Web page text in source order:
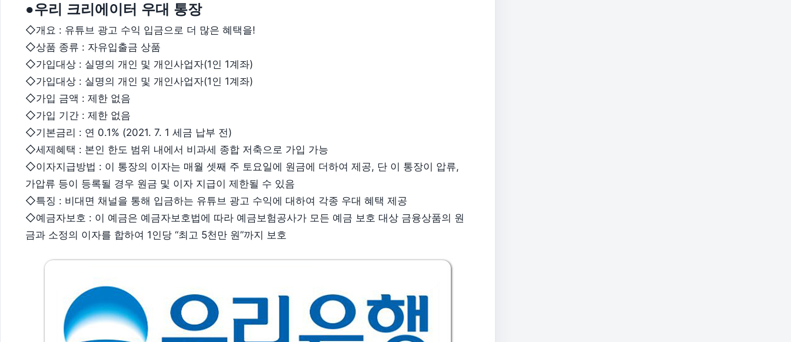
●우리 크리에이터 우대 통장
◇개요 : 유튜브 광고 수익 입금으로 더 많은 혜택을!
◇상품 종류 : 자유입출금 상품
◇가입대상 : 실명의 개인 및 개인사업자(1인 1계좌)
◇가입대상 : 실명의 개인 및 개인사업자(1인 1계좌)
◇가입 금액 : 제한 없음
◇가입 기간 : 제한 없음
◇기본금리 : 연 0.1% (2021. 7. 1 세금 납부 전)
◇세제혜택 : 본인 한도 범위 내에서 비과세 종합 저축으로 가입 가능
◇이자지급방법 : 이 통장의 이자는 매월 셋째 주 토요일에 원금에 더하여 제공, 단 이 통장이 압류,
가압류 등이 등록될 경우 원금 및 이자 지급이 제한될 수 있음
◇특징 : 비대면 채널을 통해 입금하는 유튜브 광고 수익에 대하여 각종 우대 혜택 제공
◇예금자보호 : 이 예금은 예금자보호법에 따라 예금보험공사가 모든 예금 보호 대상 금융상품의 원
금과 소정의 이자를 합하여 1인당 “최고 5천만 원”까지 보호